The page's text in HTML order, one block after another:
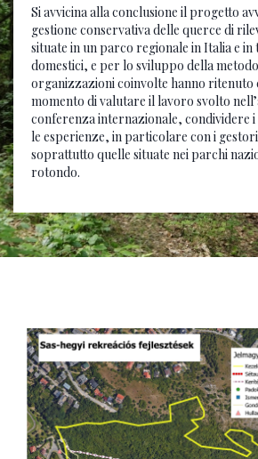
Si avvicina alla conclusione il progetto
gestione conservativa delle querce di
situate in un parco regionale in Italia e
domestici, e per lo sviluppo della
organizzazioni coinvolte hanno ritenuto
momento di valutare il lavoro svolto
conferenza internazionale, condividere
le esperienze, in particolare con i
soprattutto quelle situate nei parchi
rotondo.